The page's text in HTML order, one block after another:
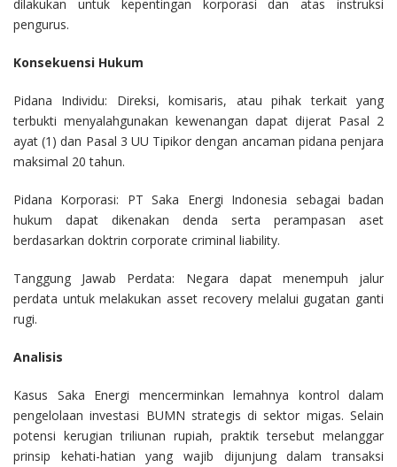
dilakukan untuk kepentingan korporasi dan atas instruksi
pengurus.
Konsekuensi Hukum
Pidana Individu: Direksi, komisaris, atau pihak terkait yang
terbukti menyalahgunakan kewenangan dapat dijerat Pasal 2
ayat (1) dan Pasal 3 UU Tipikor dengan ancaman pidana penjara
maksimal 20 tahun.
Pidana Korporasi: PT Saka Energi Indonesia sebagai badan
hukum dapat dikenakan denda serta perampasan aset
berdasarkan doktrin corporate criminal liability.
Tanggung Jawab Perdata: Negara dapat menempuh jalur
perdata untuk melakukan asset recovery melalui gugatan ganti
rugi.
Analisis
Kasus Saka Energi mencerminkan lemahnya kontrol dalam
pengelolaan investasi BUMN strategis di sektor migas. Selain
potensi kerugian triliunan rupiah, praktik tersebut melanggar
prinsip kehati-hatian yang wajib dijunjung dalam transaksi